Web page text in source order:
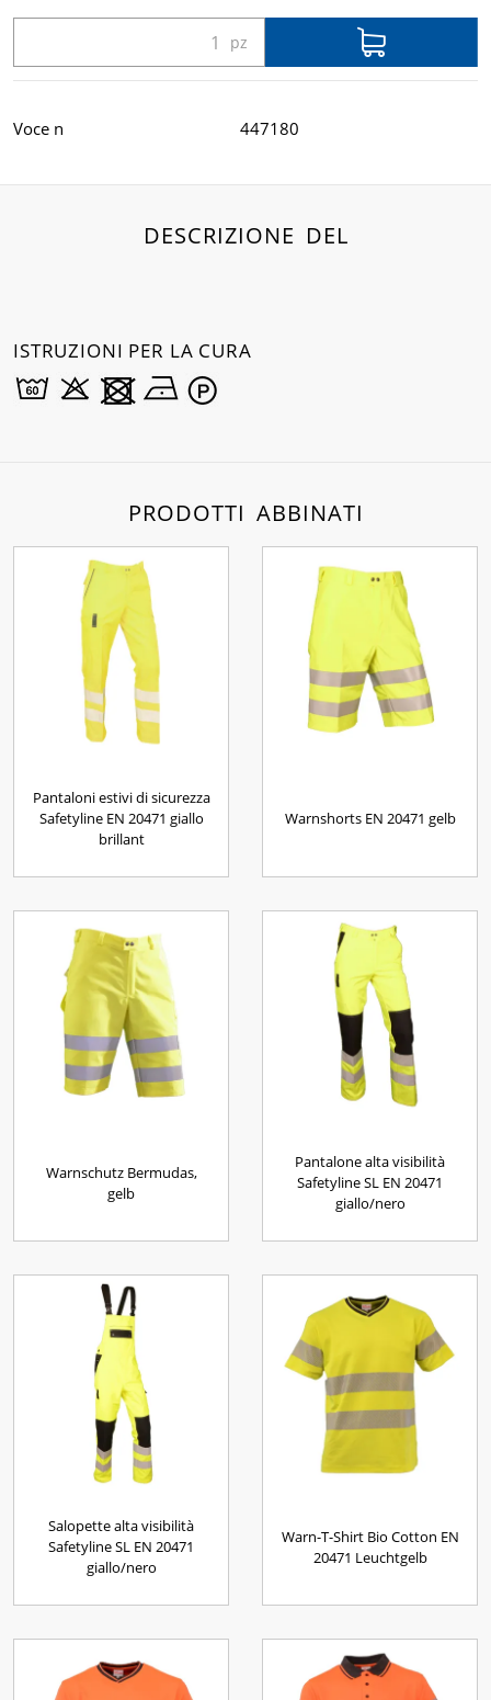
Voce n 447180
DESCRIZIONE DEL
ISTRUZIONI PER LA CURA
PRODOTTI ABBINATI
Pantaloni estivi di sicurezza
Safetyline EN 20471 giallo
brillant
Warnshorts EN 20471 gelb
Warnschutz Bermudas,
gelb
Pantalone alta visibilità
Safetyline SL EN 20471
giallo/nero
Salopette alta visibilità
Safetyline SL EN 20471
giallo/nero
Warn-T-Shirt Bio Cotton EN
20471 Leuchtgelb